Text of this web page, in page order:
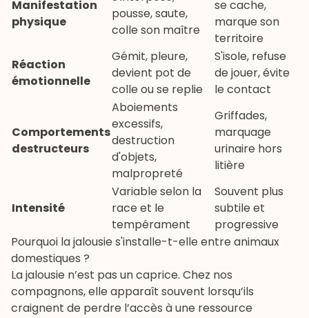
Manifestation
physique
pousse, saute,
colle son maître
se cache,
marque son
territoire
Réaction
émotionnelle
Gémit, pleure,
devient pot de
colle ou se replie
S'isole, refuse
de jouer, évite
le contact
Comportements
destructeurs
Aboiements
excessifs,
destruction
d'objets,
malpropreté
Griffades,
marquage
urinaire hors
litière
Intensité
Variable selon la
race et le
tempérament
Souvent plus
subtile et
progressive
Pourquoi la jalousie s'installe-t-elle entre animaux
domestiques ?
La jalousie n’est pas un caprice. Chez nos
compagnons, elle apparaît souvent lorsqu’ils
craignent de perdre l’accès à une ressource